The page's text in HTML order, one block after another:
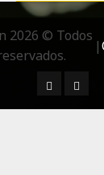
2026 © Todos
|
¿ Quién
Más